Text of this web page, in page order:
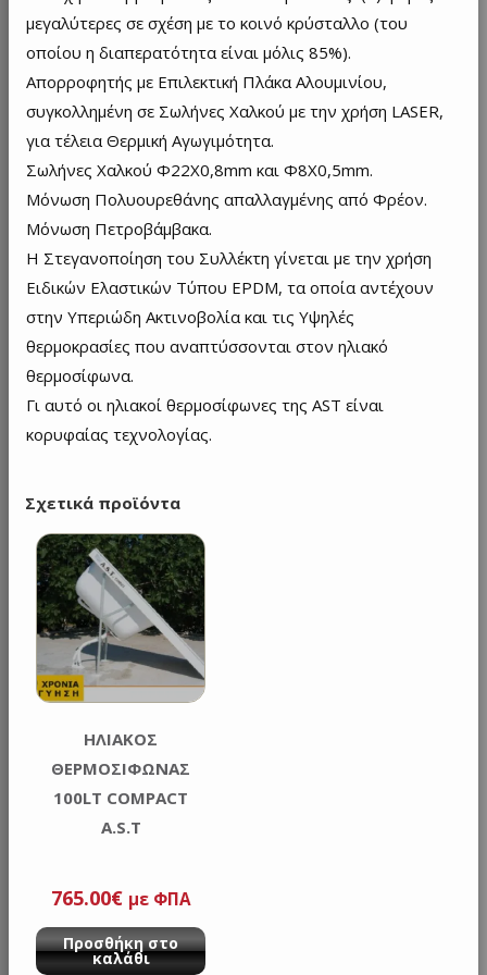
μεγαλύτερες σε σχέση με το κοινό κρύσταλλο (του
οποίου η διαπερατότητα είναι μόλις 85%).
Απορροφητής με Επιλεκτική Πλάκα Αλουμινίου,
συγκολλημένη σε Σωλήνες Χαλκού με την χρήση LASER,
για τέλεια Θερμική Αγωγιμότητα.
Σωλήνες Χαλκού Φ22Χ0,8mm και Φ8Χ0,5mm.
Μόνωση Πολυουρεθάνης απαλλαγμένης από Φρέον.
Μόνωση Πετροβάμβακα.
Η Στεγανοποίηση του Συλλέκτη γίνεται με την χρήση
Ειδικών Ελαστικών Τύπου EPDM, τα οποία αντέχουν
στην Υπεριώδη Ακτινοβολία και τις Υψηλές
θερμοκρασίες που αναπτύσσονται στον ηλιακό
θερμοσίφωνα.
Γι αυτό οι ηλιακοί θερμοσίφωνες της AST είναι
κορυφαίας τεχνολογίας.
Σχετικά προϊόντα
ΗΛΙΑΚΌΣ
ΘΕΡΜΟΣΊΦΩΝΑΣ
100LT COMPACT
A.S.T
765.00€ με ΦΠΑ
Προσθήκη στο
καλάθι